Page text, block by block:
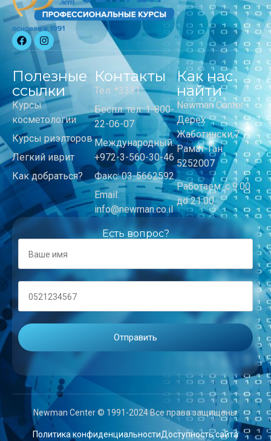
Полезные
ссылки
Курсы
косметологии
Курсы риэлторов
Легкий иврит
Как добраться?
Контакты
Тел: *3331
Беспл. тел: 1-800-
22-06-07
Международный:
+972-3-560-30-46
Факс: 03-5662592
Email:
info@newman.co.il
Как нас
найти
Newman Center
Дерех
Жаботински,7
Рамат-Ган
5252007
Работаем: с 9:00
до 21:00
Есть вопрос?
Newman Center © 1991-2024 Все права защищены.
Политика конфиденциальностиДоступность сайта